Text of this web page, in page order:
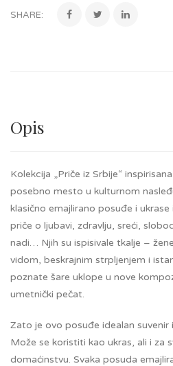
SHARE:
Opis
Kolekcija „Priče iz Srbije“
posebno mesto u kulturnom
klasično emajlirano posuđe i ukrase
priče o ljubavi, zdravlju, sreći,
nadi… Njih su ispisivale tkalje –
vidom, beskrajnim strpljenjem i
poznate šare uklope u nove
umetnički pečat.
Zato je ovo posuđe idealan
Može se koristiti kao ukras, ali i za
domaćinstvu. Svaka posuda